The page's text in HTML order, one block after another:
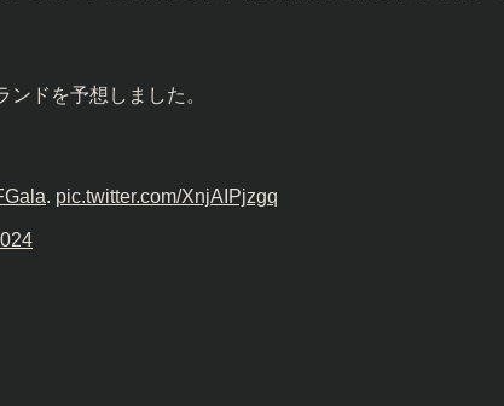
ドを予想しました。
. pic.twitter.com/XnjAIPjzgq